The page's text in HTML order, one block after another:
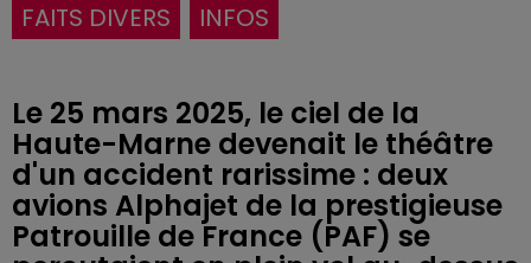
FAITS DIVERS INFOS
Le 25 mars 2025, le ciel de la
Haute-Marne devenait le théâtre
d'un accident rarissime : deux
avions Alphajet de la prestigieuse
Patrouille de France (PAF) se